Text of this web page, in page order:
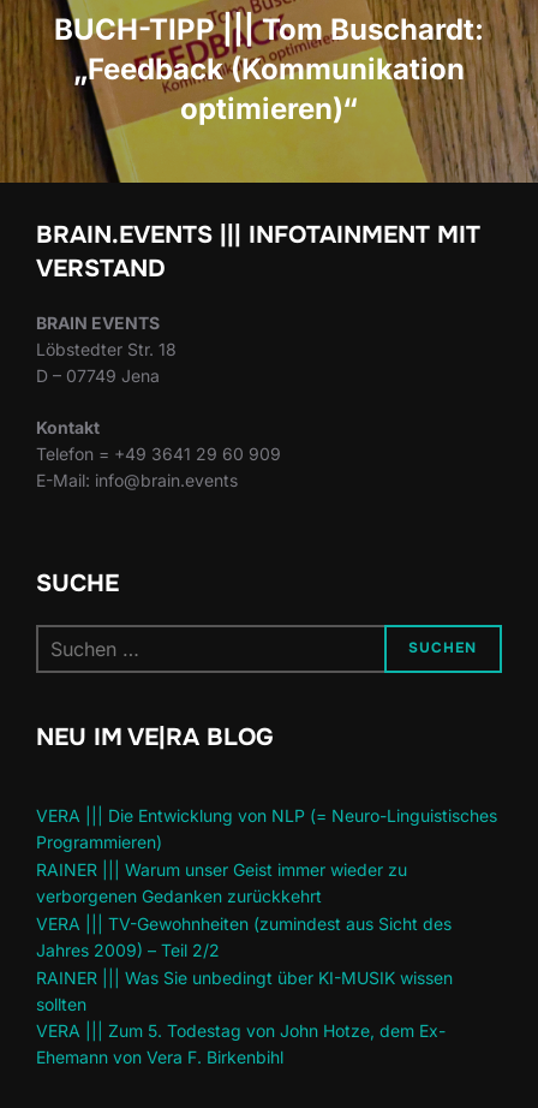
BUCH-TIPP ||| Tom Buschardt:
„Feedback (Kommunikation
optimieren)“
BRAIN.EVENTS ||| INFOTAINMENT MIT
VERSTAND
BRAIN EVENTS
Löbstedter Str. 18
D – 07749 Jena
Kontakt
Telefon = +49 3641 29 60 909
E-Mail: info@brain.events
SUCHE
nach:
SUCHEN
NEU IM VE|RA BLOG
VERA ||| Die Entwicklung von NLP (= Neuro-Linguistisches
Programmieren)
RAINER ||| Warum unser Geist immer wieder zu
verborgenen Gedanken zurückkehrt
VERA ||| TV-Gewohnheiten (zumindest aus Sicht des
Jahres 2009) – Teil 2/2
RAINER ||| Was Sie unbedingt über KI-MUSIK wissen
sollten
VERA ||| Zum 5. Todestag von John Hotze, dem Ex-
Ehemann von Vera F. Birkenbihl